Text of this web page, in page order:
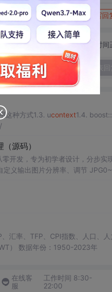
写回
切换为时间
StateThread采用这种方式1.3. ucontext 1.4. boost::
源码）
零开发，专为初学者设计，分步实
定义输出图片分辨率、调节
发； 需要本地批量处理图片的办
使用场景 自媒体批量压缩配图，
发实战案例。 工具核心功能清单
定原始宽高比，避免图片拉伸变形
缩后的图片文件； 实时进度条
清晰，功能
本等多项数据，整理的PWT 11.0中文翻译使用说明，英文原版使用说明。 数据名称：佩恩表（PWT） 数据年份：1950-2023年
在线客
服
工作时间 8:30-
22:00